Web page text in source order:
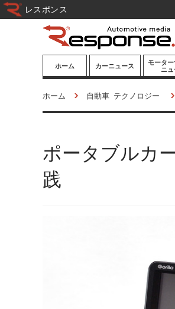
ホーム カーニュース
鉄道
モータ
ニュ
ホーム 自動車 テクノロジー
ポータブルカ
践
レスポンス